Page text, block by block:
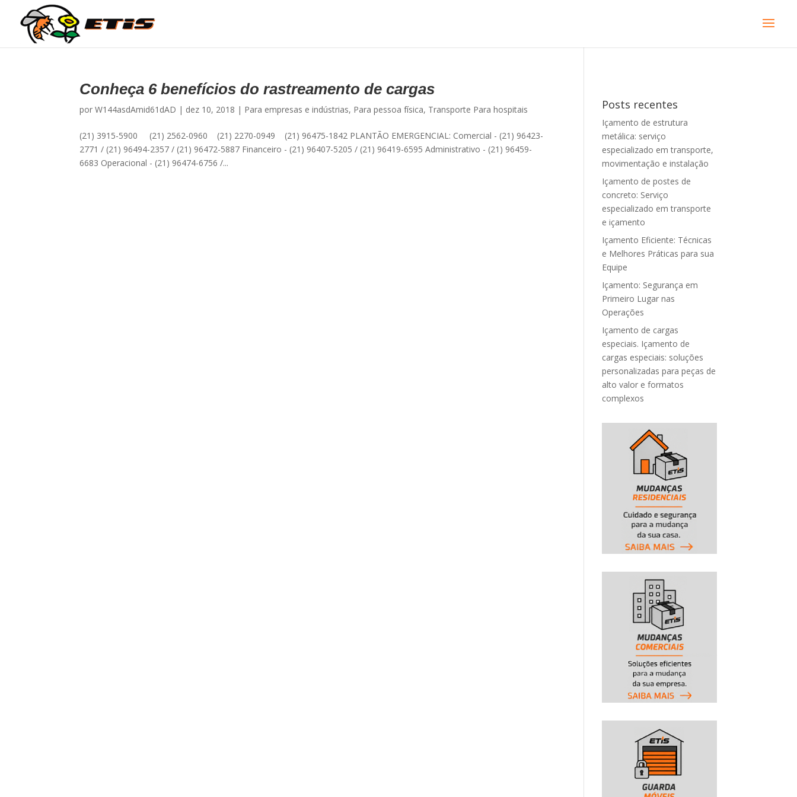
Conheça 6 benefícios do rastreamento de cargas
porW144asdAmid61dAD | dez 10, 2018 | Para empresas e indústrias, Para pessoa física, Transporte Para hospitais
(21) 3915-5900 (21) 2562-0960 (21) 2270-0949 (21) 96475-1842 PLANTÃO EMERGENCIAL: Comercial - (21) 96423-
2771 / (21) 96494-2357 / (21) 96472-5887 Financeiro - (21) 96407-5205 / (21) 96419-6595 Administrativo - (21) 96459-
6683 Operacional - (21) 96474-6756 /...
Posts recentes
Içamento de estrutura
metálica: serviço
especializado em transporte,
movimentação e instalação
Içamento de postes de
concreto: Serviço
especializado em transporte
e içamento
Içamento Eficiente: Técnicas
e Melhores Práticas para sua
Equipe
Içamento: Segurança em
Primeiro Lugar nas
Operações
Içamento de cargas
especiais. Içamento de
cargas especiais: soluções
personalizadas para peças de
alto valor e formatos
complexos